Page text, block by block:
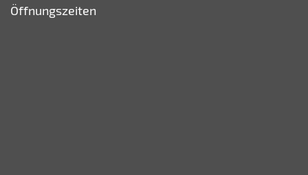
Öffnungszeiten